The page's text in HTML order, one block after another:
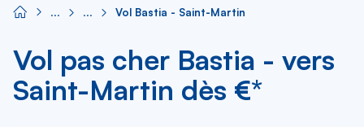
Vol Bastia - Saint-Martin
Vol pas cher Bastia - vers
Saint-Martin dès €*